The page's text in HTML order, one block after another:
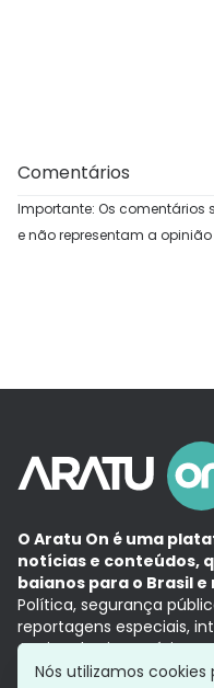
Comentários
Importante: Os comentários
e não representam a opinião
O Aratu On é uma
notícias e conteúdos,
baianos para o Brasil
Política, segurança
reportagens especiais,
Aqui, tudo vira notícia e
com a credibilidade do
Nós utilizamos